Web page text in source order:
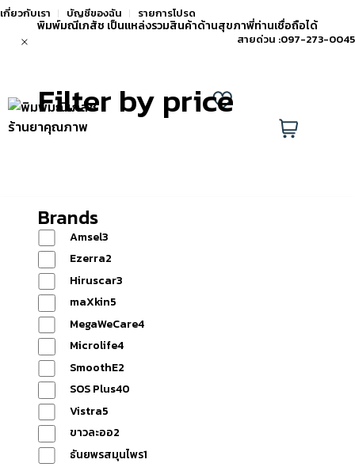
เกี่ยวกับเรา บัญชีของฉัน รายการโปรด
พิมพ์มณีเภสัช เป็นแหล่งรวมสินค้าด้านสุขภาพี่ท่านเชื่อถือได้
สายด่วน :097-273-0045
ไลน์
รายการ 0
Filter by price
Brands
Amsel3
Ezerra2
Hiruscar3
maXkin5
MegaWeCare4
Microlife4
SmoothE2
SOS Plus40
Vistra5
ขาวละออ2
ธันยพรสมุนไพร1